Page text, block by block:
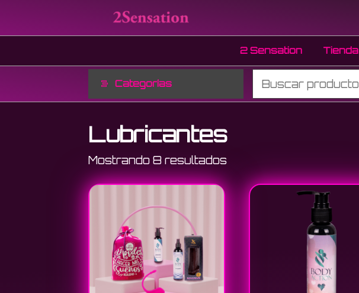
Sensation
2 Sensation Tienda
Categorías
Lubricantes
Mostrando 8 resultados